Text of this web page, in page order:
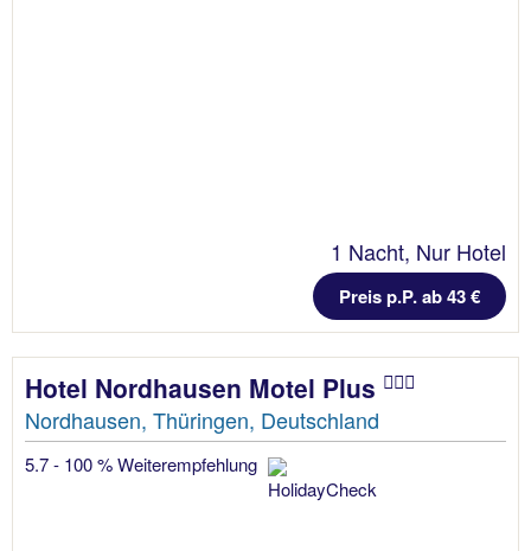
1 Nacht, Nur Hotel
Preis p.P. ab 43 €
Hotel Nordhausen Motel Plus
Nordhausen, Thüringen, Deutschland
5.7 - 100 % Weiterempfehlung